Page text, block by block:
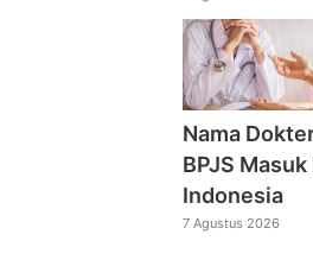
Nama
BPJS
Indonesia
7 Agustus 2026